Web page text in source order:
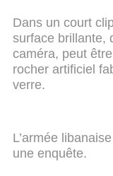
Dans un court
surface brillante,
caméra, peut
rocher artificiel
verre.
L’armée
une enquête.